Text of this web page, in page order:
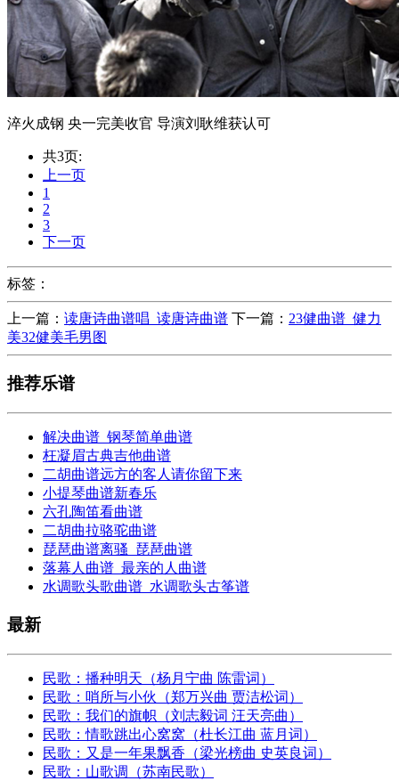
淬火成钢 央一完美收官 导演刘耿维获认可
共3页:
上一页
1
2
3
下一页
标签：
上一篇： 读唐诗曲谱唱_读唐诗曲谱 下一篇： 23健曲谱_健力
美32健美毛男图
推荐乐谱
解决曲谱_钢琴简单曲谱
枉凝眉古典吉他曲谱
二胡曲谱远方的客人请你留下来
小提琴曲谱新春乐
六孔陶笛看曲谱
二胡曲拉骆驼曲谱
琵琶曲谱离骚_琵琶曲谱
落幕人曲谱_最亲的人曲谱
水调歌头歌曲谱_水调歌头古筝谱
最新
民歌：播种明天（杨月宁曲 陈雷词）
民歌：哨所与小伙（郑万兴曲 贾洁松词）
民歌：我们的旗帜（刘志毅词 汪天亮曲）
民歌：情歌跳出心窝窝（杜长江曲 蓝月词）
民歌：又是一年果飘香（梁光榜曲 史英良词）
民歌：山歌调（苏南民歌）